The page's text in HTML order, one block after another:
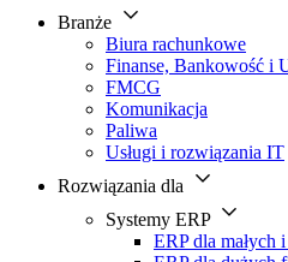
Branże
Biura rachunkowe
Finanse, Bankowość i
FMCG
Komunikacja
Paliwa
Usługi i rozwiązania IT
Rozwiązania dla
Systemy ERP
ERP dla małych